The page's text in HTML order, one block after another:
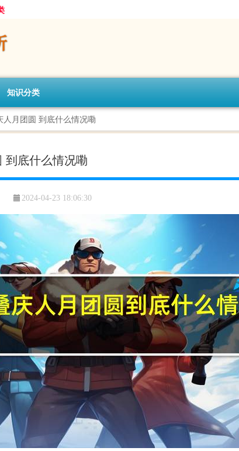
知识分类
人月团圆 到底什么情况嘞
到底什么情况嘞
2024-04-23 18:06:30